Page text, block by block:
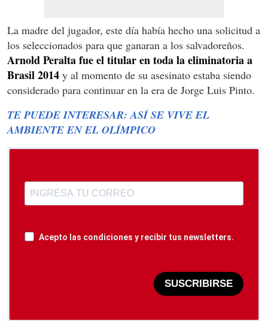
La madre del jugador, este día había hecho una solicitud a
los seleccionados para que ganaran a los salvadoreños.
Arnold Peralta fue el titular en toda la eliminatoria a
Brasil 2014 y al momento de su asesinato estaba siendo
considerado para continuar en la era de Jorge Luis Pinto.
TE PUEDE INTERESAR: ASÍ SE VIVE EL
AMBIENTE EN EL OLÍMPICO
Acepto las condiciones y recibir tus newsletters.
SUSCRIBIRSE